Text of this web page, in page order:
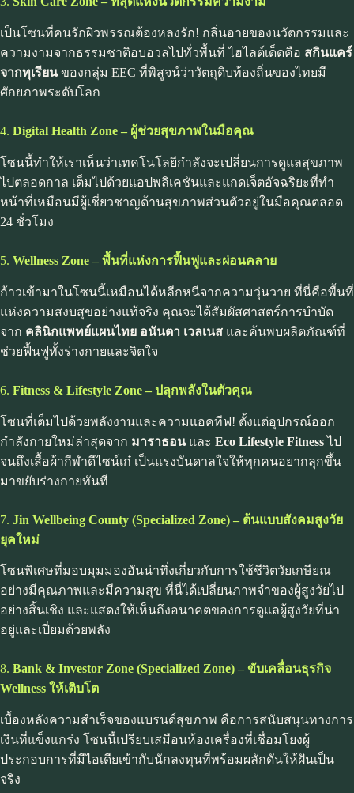
เป็นโซนที่คนรักผิวพรรณต้องหลงรัก! กลิ่นอายของนวัตกรรมและ
ความงามจากธรรมชาติอบอวลไปทั่วพื้นที่ ไฮไลต์เด็ดคือ สกินแคร์
จากทุเรียนของกลุ่ม EEC ที่พิสูจน์ว่าวัตถุดิบท้องถิ่นของไทยมี
ศักยภาพระดับโลก
4. Digital Health Zone – ผู้ช่วยสุขภาพในมือคุณ
โซนนี้ทำให้เราเห็นว่าเทคโนโลยีกำลังจะเปลี่ยนการดูแลสุขภาพ
ไปตลอดกาล เต็มไปด้วยแอปพลิเคชันและแกดเจ็ตอัจฉริยะที่ทำ
หน้าที่เหมือนมีผู้เชี่ยวชาญด้านสุขภาพส่วนตัวอยู่ในมือคุณตลอด
24 ชั่วโมง
5. Wellness Zone – พื้นที่แห่งการฟื้นฟูและผ่อนคลาย
ก้าวเข้ามาในโซนนี้เหมือนได้หลีกหนีจากความวุ่นวาย ที่นี่คือพื้นที่
แห่งความสงบสุขอย่างแท้จริง คุณจะได้สัมผัสศาสตร์การบำบัด
จาก คลินิกแพทย์แผนไทย อนันตา เวลเนส และค้นพบผลิตภัณฑ์ที่
ช่วยฟื้นฟูทั้งร่างกายและจิตใจ
6. Fitness & Lifestyle Zone – ปลุกพลังในตัวคุณ
โซนที่เต็มไปด้วยพลังงานและความแอคทีฟ! ตั้งแต่อุปกรณ์ออก
กำลังกายใหม่ล่าสุดจาก มาราธอนและ Eco Lifestyle Fitnessไป
จนถึงเสื้อผ้ากีฬาดีไซน์เก๋ เป็นแรงบันดาลใจให้ทุกคนอยากลุกขึ้น
มาขยับร่างกายทันที
7. Jin Wellbeing County (Specialized Zone) – ต้นแบบสังคมสูงวัย
ยุคใหม่
โซนพิเศษที่มอบมุมมองอันน่าทึ่งเกี่ยวกับการใช้ชีวิตวัยเกษียณ
อย่างมีคุณภาพและมีความสุข ที่นี่ได้เปลี่ยนภาพจำของผู้สูงวัยไป
อย่างสิ้นเชิง และแสดงให้เห็นถึงอนาคตของการดูแลผู้สูงวัยที่น่า
อยู่และเปี่ยมด้วยพลัง
8. Bank & Investor Zone (Specialized Zone) – ขับเคลื่อนธุรกิจ
Wellness ให้เติบโต
เบื้องหลังความสำเร็จของแบรนด์สุขภาพ คือการสนับสนุนทางการ
เงินที่แข็งแกร่ง โซนนี้เปรียบเสมือนห้องเครื่องที่เชื่อมโยงผู้
ประกอบการที่มีไอเดียเข้ากับนักลงทุนที่พร้อมผลักดันให้ฝันเป็น
จริง